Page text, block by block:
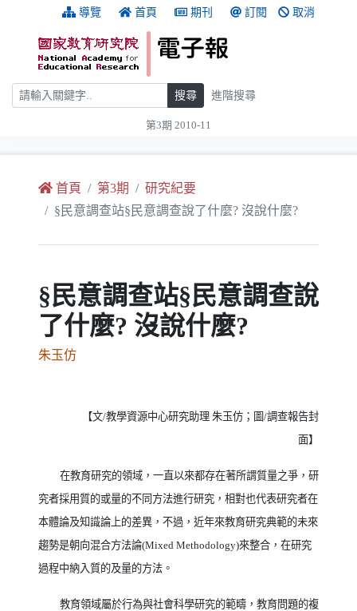
跳到主要內容 導覽 首頁 期刊 訂閱 取消
搜尋 搜尋 進階搜尋
第3期 2010-11
首頁 第3期
研究紀要
§民意調查站§民意調查說了什麼? 沒說什麼?
§民意調查站§民意調查說
了什麼? 沒說什麼?
朱玉仿
【文/教學資源中心研究助理 朱玉仿；圖/調查報告封
面】
在教育研究的領域，一直以來都存在著所謂質量之爭，研
究者採用質的或量的不同方法進行研究，相對也代表研究者在
本體論及知識論上的差異，不過，近年來教育研究典範的未來
趨勢是朝向混合方法論(Mixed Methodology)來整合，在研究
過程中納入質的及量的方法。
教育領域屬於行為與社會科學研究的範疇，教育問題的複